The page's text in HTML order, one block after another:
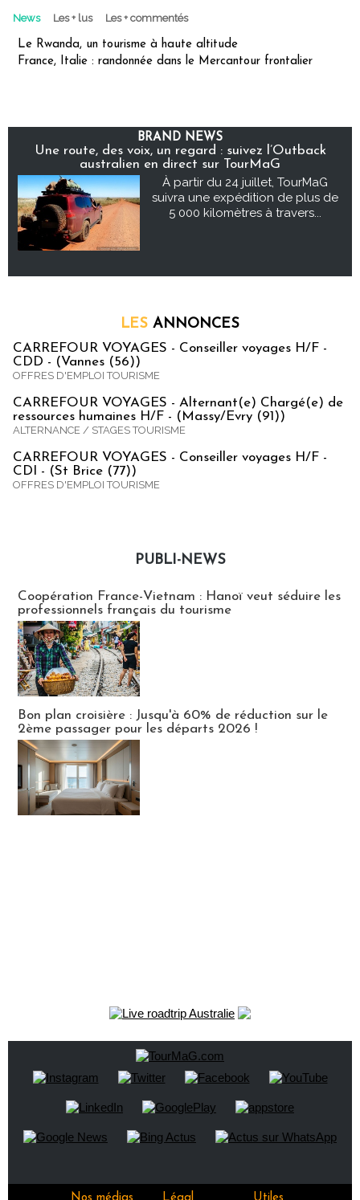
News Les + lus Les + commentés
Le Rwanda, un tourisme à haute altitude
France, Italie : randonnée dans le Mercantour frontalier
BRAND NEWS
Une route, des voix, un regard : suivez l’Outback
australien en direct sur TourMaG
À partir du 24 juillet, TourMaG
suivra une expédition de plus de
5 000 kilomètres à travers...
LES ANNONCES
CARREFOUR VOYAGES - Conseiller voyages H/F -
CDD - (Vannes (56))
OFFRES D'EMPLOI TOURISME
CARREFOUR VOYAGES - Alternant(e) Chargé(e) de
ressources humaines H/F - (Massy/Evry (91))
ALTERNANCE / STAGES TOURISME
CARREFOUR VOYAGES - Conseiller voyages H/F -
CDI - (St Brice (77))
OFFRES D'EMPLOI TOURISME
PUBLI-NEWS
Coopération France-Vietnam : Hanoï veut séduire les
professionnels français du tourisme
Bon plan croisière : Jusqu'à 60% de réduction sur le
2ème passager pour les départs 2026 !